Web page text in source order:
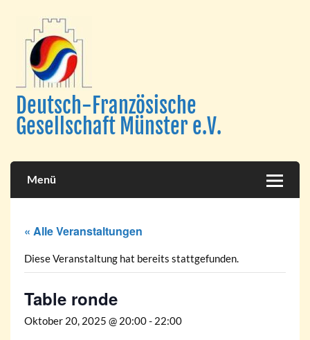
Deutsch-Französische
Gesellschaft Münster e.V.
Menü
« Alle Veranstaltungen
Diese Veranstaltung hat bereits stattgefunden.
Table ronde
Oktober 20, 2025 @ 20:00- 22:00